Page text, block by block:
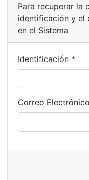
Para recuperar la
identificación y el
en el Sistema
Identificación *
Correo